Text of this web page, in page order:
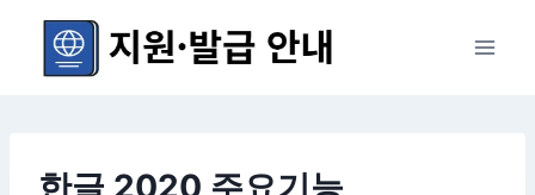
content
한글 2020 주요기능